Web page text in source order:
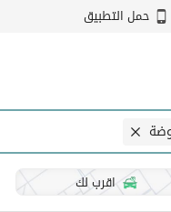
حمل التطبيق
اقرب لك